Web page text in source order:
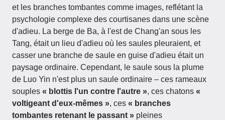
et les branches tombantes comme images, reflétant la
psychologie complexe des courtisanes dans une scène
d'adieu. La berge de Ba, à l'est de Chang'an sous les
Tang, était un lieu d'adieu où les saules pleuraient, et
casser une branche de saule en guise d'adieu était un
paysage ordinaire. Cependant, le saule sous la plume
de Luo Yin n'est plus un saule ordinaire – ces rameaux
souples « blottis l'un contre l'autre », ces chatons «
voltigeant d'eux-mêmes », ces « branches
tombantes retenant le passant » pleines